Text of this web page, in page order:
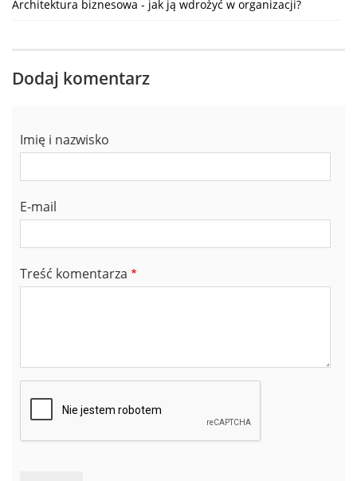
Architektura biznesowa - jak ją wdrożyć w organizacji?
Dodaj komentarz
Imię i nazwisko
E-mail
Treść komentarza